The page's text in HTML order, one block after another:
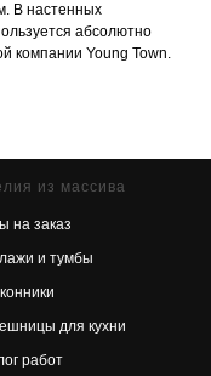
В настенных
абсолютно
компании Young Town.
из массива
на заказ
и тумбы
для кухни
работ